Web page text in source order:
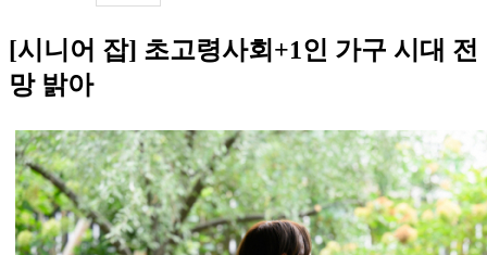
[시니어 잡] 초고령사회+1인 가구 시대 전
망 밝아